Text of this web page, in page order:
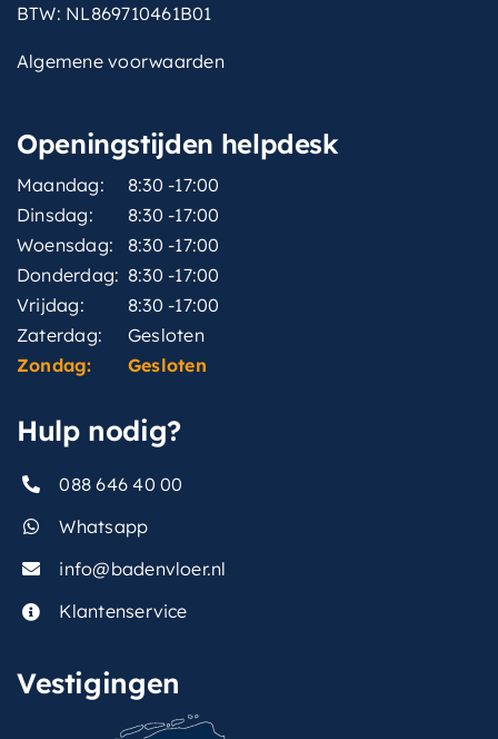
BTW: NL869710461B01
Algemene voorwaarden
Openingstijden helpdesk
Maandag:
8:30 -17:00
Dinsdag:
8:30 -17:00
Woensdag:
8:30 -17:00
Donderdag: 8:30 -17:00
Vrijdag:
8:30 -17:00
Zaterdag:
Gesloten
Zondag:
Gesloten
Hulp nodig?
088 646 40 00
Whatsapp
info@badenvloer.nl
Klantenservice
Vestigingen